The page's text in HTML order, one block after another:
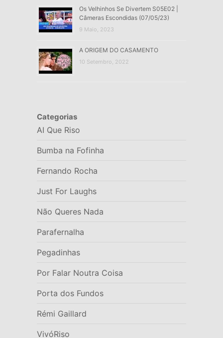
Os Velhinhos Se Divertem S05E02 |
Câmeras Escondidas (07/05/23)
9 Maio, 2023
A ORIGEM DO CASAMENTO
10 Setembro, 2022
Categorias
AI Que Riso
Bumba na Fofinha
Fernando Rocha
Just For Laughs
Não Queres Nada
Parafernalha
Pegadinhas
Por Falar Noutra Coisa
Porta dos Fundos
Rémi Gaillard
VivóRiso